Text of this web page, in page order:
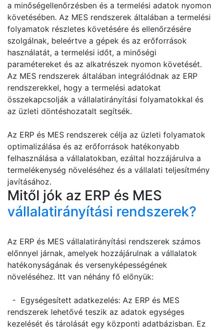
a minőségellenőrzésben és a termelési adatok nyomon
követésében. Az MES rendszerek általában a termelési
folyamatok részletes követésére és ellenőrzésére
szolgálnak, beleértve a gépek és az erőforrások
használatát, a termelési időt, a minőségi
paramétereket és az alkatrészek nyomon követését.
Az MES rendszerek általában integrálódnak az ERP
rendszerekkel, hogy a termelési adatokat
összekapcsolják a vállalatirányítási folyamatokkal és
az üzleti döntéshozatalt segítsék.
Az ERP és MES rendszerek célja az üzleti folyamatok
optimalizálása és az erőforrások hatékonyabb
felhasználása a vállalatokban, ezáltal hozzájárulva a
termelékenység növeléséhez és a vállalati teljesítmény
javításához.
Mitől jók az ERP és MES
vállalatirányítási rendszerek?
Az ERP és MES vállalatirányítási rendszerek számos
előnnyel járnak, amelyek hozzájárulnak a vállalatok
hatékonyságának és versenyképességének
növeléséhez. Itt van néhány fő előnyük:
- Egységesített adatkezelés: Az ERP és MES
rendszerek lehetővé teszik az adatok egységes
kezelését és tárolását egy központi adatbázisban. Ez